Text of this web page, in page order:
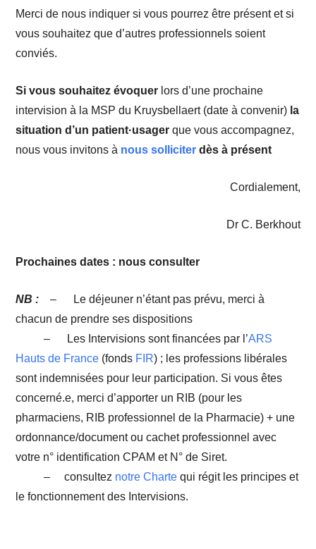
Merci de nous indiquer si vous pourrez être présent et si
vous souhaitez que d’autres professionnels soient
conviés.
Si vous souhaitez évoquer lors d’une prochaine
intervision à la MSP du Kruysbellaert (date à convenir) la
situation d’un patient·usagerque vous accompagnez,
nous vous invitons à nous solliciter dès à présent
Cordialement,
Dr C. Berkhout
Prochaines dates : nous consulter
NB :
– Le déjeuner n’étant pas prévu, merci à
chacun de prendre ses dispositions
– Les Intervisions sont financées par l’ARS
Hauts de France (fonds FIR) ; les professions libérales
sont indemnisées pour leur participation. Si vous êtes
concerné.e, merci d’apporter un RIB (pour les
pharmaciens, RIB professionnel de la Pharmacie) + une
ordonnance/document ou cachet professionnel avec
votre n° identification CPAM et N° de Siret.
– consultez notre Charte qui régit les principes et
le fonctionnement des Intervisions.